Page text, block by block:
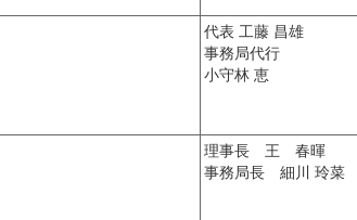
代表 工藤 昌雄
事務局代行
小守林 恵
理事長 王 春暉
事務局長 細川 玲菜